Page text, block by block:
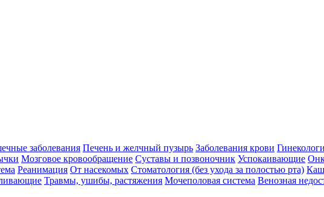
заболевания Печень и желчный пузырь Заболевания крови
Мозговое кровообращение Суставы и позвоночник Успокаивающие
Реанимация От насекомых Стоматология (без ухода за полостью рта)
Травмы, ушибы, растяжения Мочеполовая система Венозная